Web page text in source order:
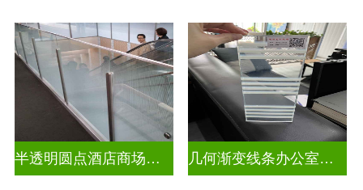
半透明圆点酒店商场彩色渐变玻璃 几何渐变线条办公室彩色渐变玻璃